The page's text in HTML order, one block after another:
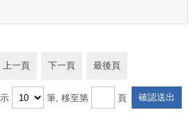
上一頁 下一頁 最後頁
筆, 移至第 頁